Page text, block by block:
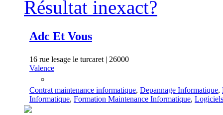
Résultat inexact?
Adc Et Vous
16 rue lesage le turcaret | 26000
Valence
Contrat maintenance informatique, Depannage Informatique,
Informatique, Formation Maintenance Informatique,